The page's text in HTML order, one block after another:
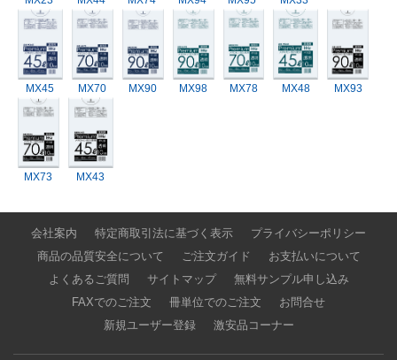
MX45 MX70 MX90 MX98 MX78 MX48 MX93
MX73 MX43
会社案内 特定商取引法に基づく表示
プライバシーポリシー
商品の品質安全について
ご注文ガイド
お支払いについて
よくあるご質問
サイトマップ
無料サンプル申し込み
FAXでのご注文
冊単位でのご注文
お問合せ
新規ユーザー登録
激安品コーナー